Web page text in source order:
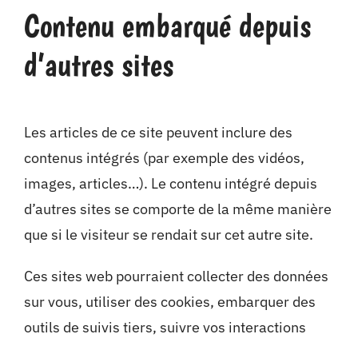
Contenu embarqué depuis
d’autres sites
Les articles de ce site peuvent inclure des
contenus intégrés (par exemple des vidéos,
images, articles…). Le contenu intégré depuis
d’autres sites se comporte de la même manière
que si le visiteur se rendait sur cet autre site.
Ces sites web pourraient collecter des données
sur vous, utiliser des cookies, embarquer des
outils de suivis tiers, suivre vos interactions